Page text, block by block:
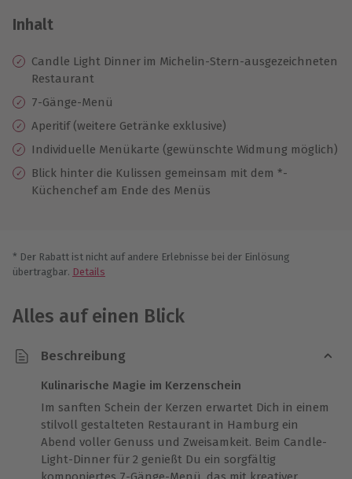
Inhalt
Candle Light Dinner im Michelin-Stern-ausgezeichneten
Restaurant
7-Gänge-Menü
Aperitif (weitere Getränke exklusive)
Individuelle Menükarte (gewünschte Widmung möglich)
Blick hinter die Kulissen gemeinsam mit dem *-
Küchenchef am Ende des Menüs
* Der Rabatt ist nicht auf andere Erlebnisse bei der Einlösung
übertragbar. Details
Alles auf einen Blick
Beschreibung
Kulinarische Magie im Kerzenschein
Im sanften Schein der Kerzen erwartet Dich in einem
stilvoll gestalteten Restaurant in Hamburg ein
Abend voller Genuss und Zweisamkeit. Beim Candle-
Light-Dinner für 2 genießt Du ein sorgfältig